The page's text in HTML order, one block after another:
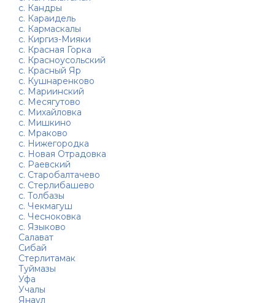
с. Кандры
с. Караидель
с. Кармаскалы
с. Киргиз-Мияки
с. Красная Горка
с. Красноусольский
с. Красный Яр
с. Кушнаренково
с. Мариинский
с. Месягутово
с. Михайловка
с. Мишкино
с. Мраково
с. Нижегородка
с. Новая Отрадовка
с. Раевский
с. Старобалтачево
с. Стерлибашево
с. Толбазы
с. Чекмагуш
с. Чесноковка
с. Языково
Салават
Сибай
Стерлитамак
Туймазы
Уфа
Учалы
Янаул